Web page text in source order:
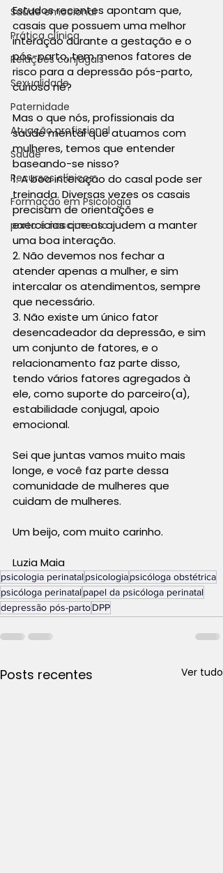
Saúde emocional
Prática clínica
Relações conjugais
Sexualidade
Paternidade
Atuação profissional
Saúde
Recursos clínicos
Formação em Psicologia
parto e nascimento
Estudos recentes apontam que,
casais que possuem uma melhor
interação durante a gestação e o
pós-parto, tem menos fatores de
risco para a depressão pós-parto,
curioso né?
Mas o que nós, profissionais da
saúde mental que atuamos com
mulheres, temos que entender
baseando-se nisso?
1. A boa interação do casal pode ser
treinada. Diversas vezes os casais
precisam de orientações e
exercícios que os ajudem a manter
uma boa interação.
2. Não devemos nos fechar a
atender apenas a mulher, e sim
intercalar os atendimentos, sempre
que necessário.
3. Não existe um único fator
desencadeador da depressão, e sim
um conjunto de fatores, e o
relacionamento faz parte disso,
tendo vários fatores agregados à
ele, como suporte do parceiro(a),
estabilidade conjugal, apoio
emocional.
Sei que juntas vamos muito mais
longe, e você faz parte dessa
comunidade de mulheres que
cuidam de mulheres.
Um beijo, com muito carinho.
Luzia Maia
psicologia perinatal psicologiapsicóloga obstétrica
psicóloga perinatal papel da psicóloga perinatal
depressão pós-partoDPP
Posts recentes Ver tudo